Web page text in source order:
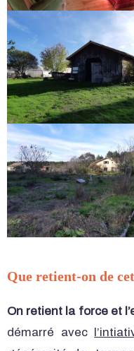
Que retient-on de
On retient la force et
démarré avec